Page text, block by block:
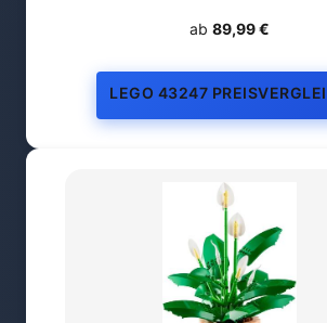
ab 89,99 €
LEGO 43247